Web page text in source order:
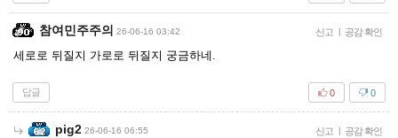
참여민주주의 26-06-16 03:42 신고 | 공감 확인
세로로 뒤질지 가로로 뒤질지 궁금하네.
답글 0
0
pig2 26-06-16 06:55 신고 | 공감 확인